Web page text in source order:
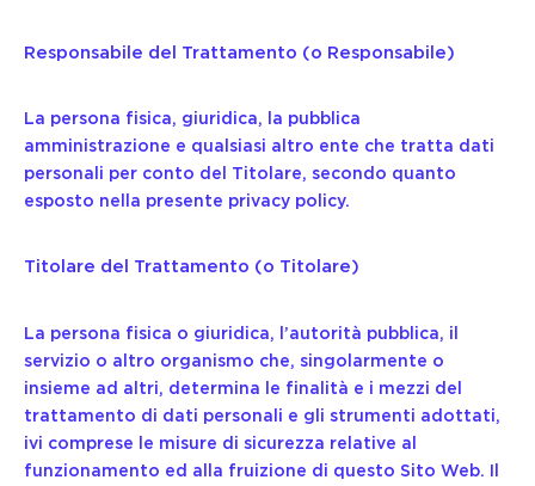
Responsabile del Trattamento (o Responsabile)
La persona fisica, giuridica, la pubblica
amministrazione e qualsiasi altro ente che tratta dati
personali per conto del Titolare, secondo quanto
esposto nella presente privacy policy.
Titolare del Trattamento (o Titolare)
La persona fisica o giuridica, l’autorità pubblica, il
servizio o altro organismo che, singolarmente o
insieme ad altri, determina le finalità e i mezzi del
trattamento di dati personali e gli strumenti adottati,
ivi comprese le misure di sicurezza relative al
funzionamento ed alla fruizione di questo Sito Web. Il